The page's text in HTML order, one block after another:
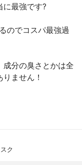
に最強です?
のでコスパ最強過
成分の臭さとかは全
ません！
ク